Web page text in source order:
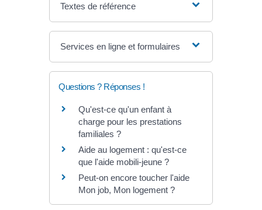
Textes de référence
Services en ligne et formulaires
Questions ? Réponses !
Qu'est-ce qu'un enfant à
charge pour les prestations
familiales ?
Aide au logement : qu'est-ce
que l'aide mobili-jeune ?
Peut-on encore toucher l'aide
Mon job, Mon logement ?